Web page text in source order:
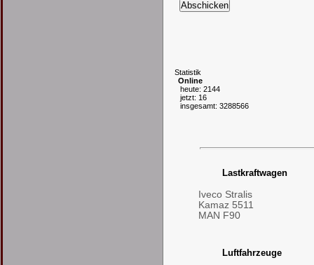
Statistik
Online
heute: 2144
jetzt: 16
insgesamt: 3288566
Lastkraftwagen
Iveco Stralis
Kamaz 5511
MAN F90
Luftfahrzeuge